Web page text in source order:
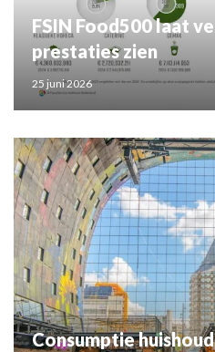
FSIN Food500 laat
prestaties zien
25 juni 2026
Consumptie